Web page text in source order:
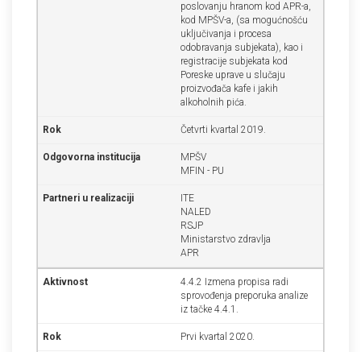
poslovanju hranom kod APR-a,
kod MPŠV-a, (sa mogućnošću
uklјučivanja i procesa
odobravanja subjekata), kao i
registracije subjekata kod
Poreske uprave u slučaju
proizvođača kafe i jakih
alkoholnih pića.
Četvrti kvartal 2019.
MPŠV
MFIN - PU
ITE
NALED
RSJP
Ministarstvo zdravlјa
APR
4.4.2 Izmena propisa radi
sprovođenja preporuka analize
iz tačke 4.4.1.
Prvi kvartal 2020.